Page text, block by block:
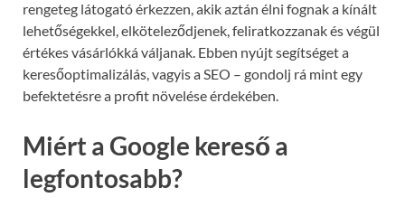
rengeteg látogató érkezzen, akik aztán élni fognak a kínált
lehetőségekkel, elköteleződjenek, feliratkozzanak és végül
értékes vásárlókká váljanak. Ebben nyújt segítséget a
keresőoptimalizálás, vagyis a SEO – gondolj rá mint egy
befektetésre a profit növelése érdekében.
Miért a Google kereső a
legfontosabb?